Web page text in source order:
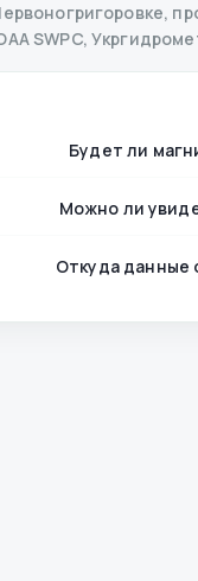
SWPC,
Будет ли
Можно ли
Откуда данные